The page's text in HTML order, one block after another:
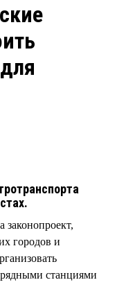
законопроект,
городов и
станциями